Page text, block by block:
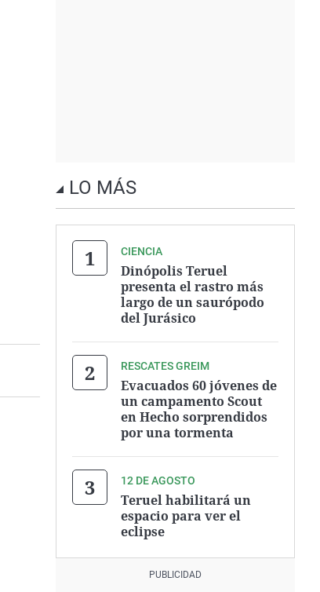
LO MÁS
CIENCIA
Dinópolis Teruel
presenta el rastro más
largo de un saurópodo
del Jurásico
RESCATES GREIM
Evacuados 60 jóvenes de
un campamento Scout
en Hecho sorprendidos
por una tormenta
12 DE AGOSTO
Teruel habilitará un
espacio para ver el
eclipse